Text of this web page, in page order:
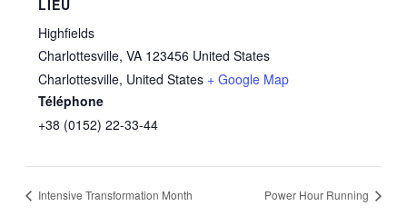
LIEU
Highfields
Charlottesville, VA 123456 United States
Charlottesville, United States + Google Map
Téléphone
+38 (0152) 22-33-44
Intensive Transformation Month Power Hour Running